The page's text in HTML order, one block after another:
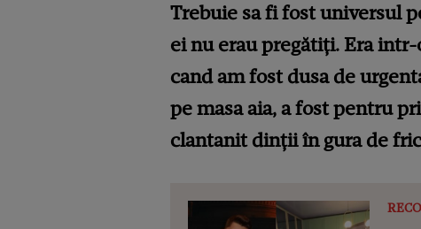
Trebuie sa fi fost universul
ei nu erau pregătiți. Era
cand am fost dusa de
pe masa aia, a fost pentru
clantanit dinții în gura de